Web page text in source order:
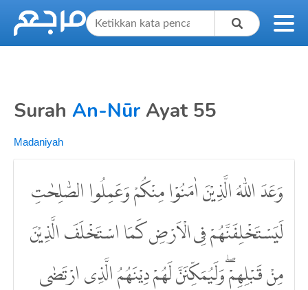
Surah An-Nūr Ayat 55
Madaniyah
وَعَدَ اللّٰهُ الَّذِيْنَ اٰمَنُوْا مِنْكُمْ وَعَمِلُوا الصّٰلِحٰتِ
لَيَسْتَخْلِفَنَّهُمْ فِى الْاَرْضِ كَمَا اسْتَخْلَفَ الَّذِيْنَ
مِنْ قَبْلِهِمْۖ وَلَيُمَكِّنَنَّ لَهُمْ دِيْنَهُمُ الَّذِى ارْتَضٰى